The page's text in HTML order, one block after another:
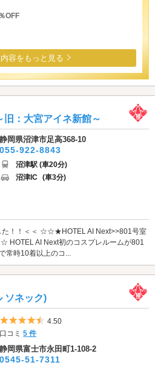
OFF
容をもっと見る
：大宮アイネ新館～
静岡県沼津市足高368-10
055-922-8843
沼津駅 (車20分)
沼津IC (車3分)
た！！＜＜ ☆☆★HOTEL AI Next>>801号室
HOTEL AI Next初のコスプレルームが801
常時10着以上のコ...
ソネック)
5つ星のうち4.5
4.50
口コミ5 件
静岡県富士市永田町1-108-2
0545-51-7311